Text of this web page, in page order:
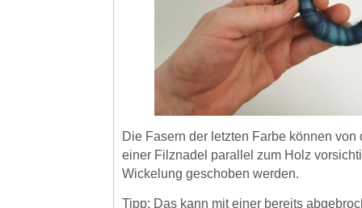
Die Fasern der letzten Farbe können von
einer Filznadel parallel zum Holz
Wickelung geschoben werden.
Tipp: Das kann mit einer bereits